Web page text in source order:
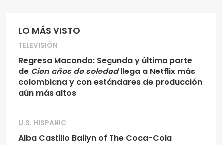
LO MÁS VISTO
TELEVISIÓN
Regresa Macondo: Segunda y última parte
de Cien años de soledadllega a Netflix más
colombiana y con estándares de producción
aún más altos
U.S. HISPANIC
Alba Castillo Bailyn of The Coca-Cola